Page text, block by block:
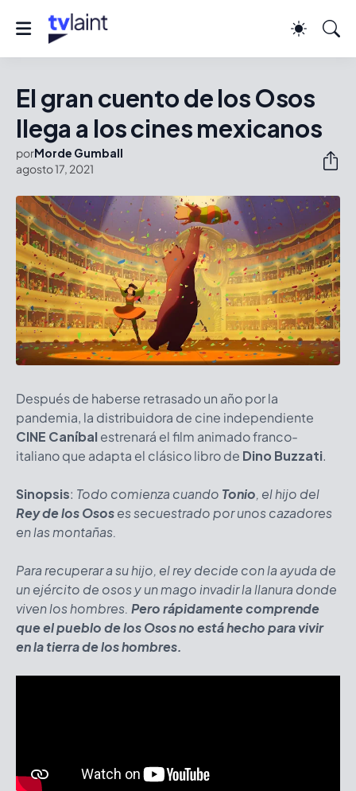
El gran cuento de los Osos
llega a los cines mexicanos
porMorde Gumball
agosto 17, 2021
Después de haberse retrasado un año por la
pandemia, la distribuidora de cine independiente
CINE Caníbalestrenará el film animado franco-
italiano que adapta el clásico libro de Dino Buzzati.
Sinopsis: Todo comienza cuando Tonio, el hijo del
Rey de los Ososes secuestrado por unos cazadores
en las montañas.
Para recuperar a su hijo, el rey decide con la ayuda de
un ejército de osos y un mago invadir la llanura donde
viven los hombres. Pero rápidamente comprende
que el pueblo de los Osos no está hecho para vivir
en la tierra de los hombres.